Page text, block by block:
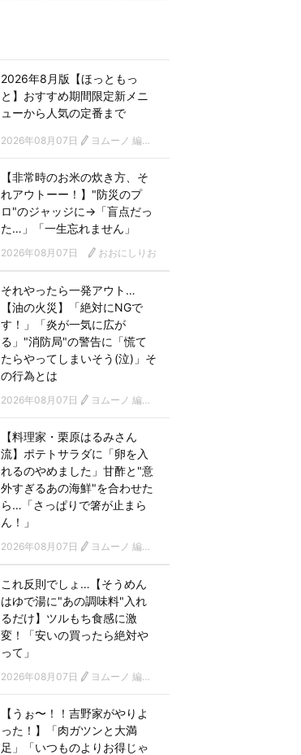
2026年8月版【ほっともっ
と】おすすめ期間限定新メニ
ューから人気の定番まで
2026年08月07日 ヨムーノ 編集部
【非常時のお米の炊き方、そ
れアウトーー！】"防災のプ
ロ"のジャッジに→「盲点だっ
た…」「一生忘れません」
2026年08月07日 おおにしりお
それやったら一発アウト…
【油の火災】「絶対にNGで
す！」「炎が一気に広が
る」"消防局"の警告に「慌て
たらやってしまいそう(泣)」そ
の行為とは
2026年08月07日 ヨムーノ 編集部
【料理家・栗原はるみさん
流】ポテトサラダに「卵を入
れるのやめました」甘酢と"意
外すぎるあの海鮮"を合わせた
ら…「さっぱりで箸が止まら
ん！」
2026年08月07日 ヨムーノ 編集部
これ反則でしょ…【そうめん
はゆで湯に"あの調味料"入れ
るだけ】ツルもち食感に激
変！「安いの買ったら絶対や
って」
2026年08月07日 ヨムーノ 編集部
【うぉ〜！！吉野家がやりよ
った！】「肉ガツンと大満
足」「いつものよりお得じゃ